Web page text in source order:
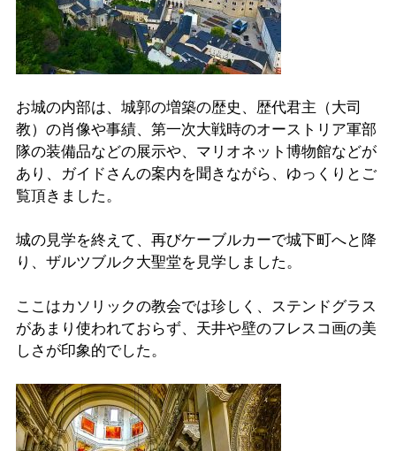
お城の内部は、城郭の増築の歴史、歴代君主（大司
教）の肖像や事績、第一次大戦時のオーストリア軍部
隊の装備品などの展示や、マリオネット博物館などが
あり、ガイドさんの案内を聞きながら、ゆっくりとご
覧頂きました。
城の見学を終えて、再びケーブルカーで城下町へと降
り、ザルツブルク大聖堂を見学しました。
ここはカソリックの教会では珍しく、ステンドグラス
があまり使われておらず、天井や壁のフレスコ画の美
しさが印象的でした。